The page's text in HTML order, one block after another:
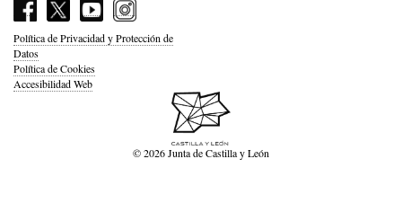
Política de Privacidad y Protección de
Datos
Política de Cookies
Accesibilidad Web
© 2026 Junta de Castilla y León